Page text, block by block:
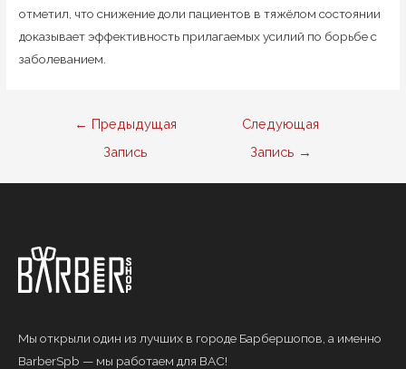
отметил, что снижение доли пациентов в тяжёлом состоянии
доказывает эффективность прилагаемых усилий по борьбе с
заболеванием.
Навигация
← Предыдущая
Запись
Следующая
Запись →
Мы открыли один из лучших в городе Барбершопов, а именно
BarberSpb — мы работаем для ВАС!